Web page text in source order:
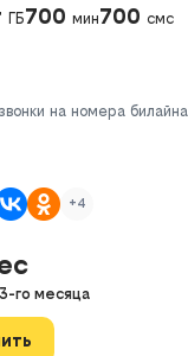
ГБ700 мин700 смс
на номера
+4
-го месяца